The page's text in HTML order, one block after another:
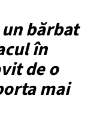
bărbat
în
de o
mai